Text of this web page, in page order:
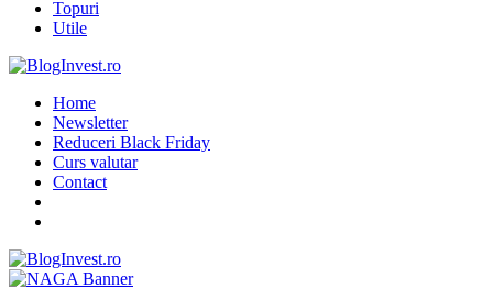
Topuri
Utile
Home
Newsletter
Reduceri Black Friday
Curs valutar
Contact